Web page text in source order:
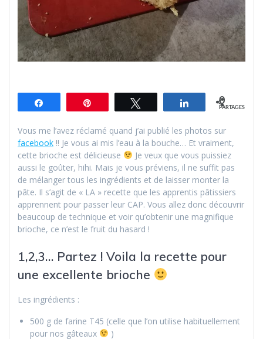
Partagez
0
PARTAGES
Vous me l’avez réclamé quand j’ai publié les photos sur
facebook !! Je vous ai mis l’eau à la bouche… Et vraiment,
cette brioche est délicieuse
Je veux que vous puissiez
aussi le goûter, hihi. Mais je vous préviens, il ne suffit pas
de mélanger tous les ingrédients et de laisser monter la
pâte. Il s’agit de « LA » recette que les apprentis pâtissiers
apprennent pour passer leur CAP. Vous allez donc découvrir
beaucoup de technique et voir qu’obtenir une magnifique
brioche, ce n’est le fruit du hasard !
1,2,3… Partez ! Voila la recette pour
une excellente brioche
Les ingrédients :
500 g de farine T45 (celle que l’on utilise habituellement
pour nos gâteaux
)